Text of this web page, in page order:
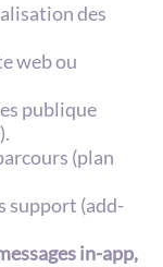
des
web ou
publique
(plan
support (add-
in-app,